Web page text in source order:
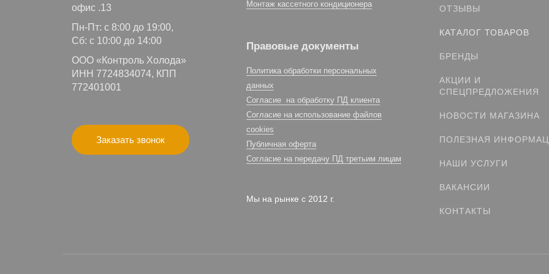
офис .13
Пн-Пт: с 8:00 до 19:00,
Сб: с 10:00 до 14:00
ООО «Контроль Холода»
ИНН 7724834074, КПП
772401001
Заказать звонок
Монтаж кассетного кондиционера
Правовые документы
Политика обработки персональных
данных
Согласие на обработку ПД клиента
Согласие на использование файлов
cookies
Публичная оферта
Согласие на передачу ПД третьим лицам
Мы на рынке с 2012 г.
ОТЗЫВЫ
КАТАЛОГ ТОВАРОВ
БРЕНДЫ
АКЦИИ И
СПЕЦПРЕДЛОЖЕНИЯ
НОВОСТИ МАГАЗИНА
ПОЛЕЗНАЯ
НАШИ УСЛУГИ
ВАКАНСИИ
КОНТАКТЫ